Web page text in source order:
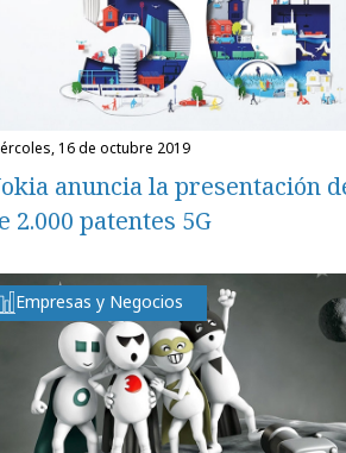
16 de octubre 2019
anuncia la presentación
2.000 patentes 5G
Empresas y Negocios